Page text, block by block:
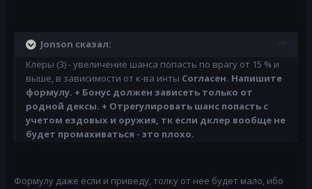
Jonson сказал:
Клеры (3) - увеличение шанса попасть по врагу от 15 % и
выше, в зависимости от к-ва инты Согласен. Напишите
формулу. + Бонус должен зависеть только от
родной дексы. + Отрегулировать шанс попасть с
учетом ездовых и оружия, тк если дклер вообще не
будет промахиваться - это плохо.
Формулу даже если и приведу, толку от нее будет мало, ибо